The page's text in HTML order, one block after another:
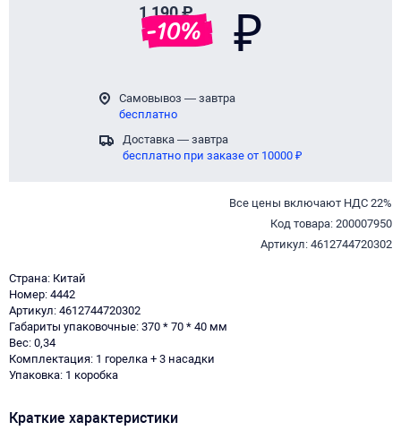
1 190 ₽
-10% ₽
Самовывоз — завтра
бесплатно
Доставка — завтра
бесплатно при заказе от 10000 ₽
Все цены включают НДС 22%
Код товара: 200007950
Артикул: 4612744720302
Страна: Китай
Номер: 4442
Артикул: 4612744720302
Габариты упаковочные: 370 * 70 * 40 мм
Вес: 0,34
Комплектация: 1 горелка + 3 насадки
Упаковка: 1 коробка
Краткие характеристики